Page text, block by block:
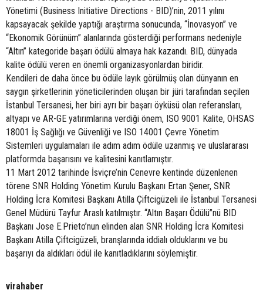
Yönetimi (Business Initiative Directions - BID)’nin, 2011 yılını
kapsayacak şekilde yaptığı araştırma sonucunda, “İnovasyon” ve
“Ekonomik Görünüm” alanlarında gösterdiği performans nedeniyle
“Altın” kategoride başarı ödülü almaya hak kazandı. BID, dünyada
kalite ödülü veren en önemli organizasyonlardan biridir.
Kendileri de daha önce bu ödüle layık görülmüş olan dünyanın en
saygın şirketlerinin yöneticilerinden oluşan bir jüri tarafından seçilen
İstanbul Tersanesi, her biri ayrı bir başarı öyküsü olan referansları,
altyapı ve AR-GE yatırımlarına verdiği önem, ISO 9001 Kalite, OHSAS
18001 İş Sağlığı ve Güvenliği ve ISO 14001 Çevre Yönetim
Sistemleri uygulamaları ile adım adım ödüle uzanmış ve uluslararası
platformda başarısını ve kalitesini kanıtlamıştır.
11 Mart 2012 tarihinde İsviçre’nin Cenevre kentinde düzenlenen
törene SNR Holding Yönetim Kurulu Başkanı Ertan Şener, SNR
Holding İcra Komitesi Başkanı Atilla Çiftcigüzeli ile İstanbul Tersanesi
Genel Müdürü Tayfur Araslı katılmıştır. “Altın Başarı Ödülü”nü BID
Başkanı Jose E.Prieto’nun elinden alan SNR Holding İcra Komitesi
Başkanı Atilla Çiftcigüzeli, branşlarında iddialı olduklarını ve bu
başarıyı da aldıkları ödül ile kanıtladıklarını söylemiştir.
virahaber